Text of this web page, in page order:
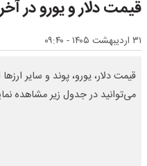
قیمت دلار و یورو در
۳۱ اردیبهشت ۱۴۰۵ - ۰۹:۴۰
می‌توانید در جدول زیر مشاهده